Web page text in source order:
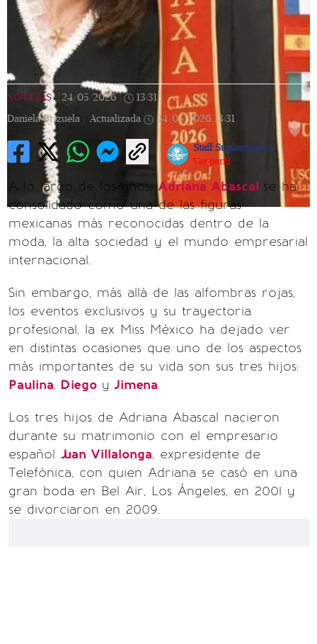
NOTICIAS 24/05/2026 | 13:31
Daniela Brizuela |
Actualizada 24/05/2026 13:31
Staff Suplementos
Ver perfil
A lo largo de los años,Adriana Abascal se ha
consolidado como una de las figuras
mexicanas más reconocidas dentro de la
moda, la alta sociedad y el mundo empresarial
internacional.
Sin embargo, más allá de las alfombras rojas,
los eventos exclusivos y su trayectoria
profesional, la ex Miss México ha dejado ver
en distintas ocasiones que uno de los aspectos
más importantes de su vida son sus tres hijos:
Paulina, Diego y Jimena.
Los tres hijos de Adriana Abascal nacieron
durante su matrimonio con el empresario
español Juan Villalonga, expresidente de
Telefónica, con quien Adriana se casó en una
gran boda en Bel Air, Los Ángeles, en 2001 y
se divorciaron en 2009.